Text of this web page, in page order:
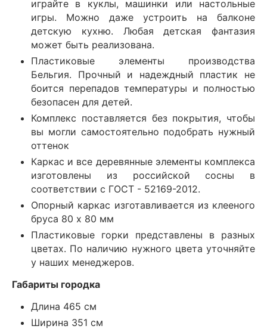
играйте в куклы, машинки или настольные
игры. Можно даже устроить на балконе
детскую кухню. Любая детская фантазия
может быть реализована.
Пластиковые элементы производства
Бельгия. Прочный и надеждный пластик не
боится перепадов температуры и полностью
безопасен для детей.
Комплекс поставляется без покрытия, чтобы
вы могли самостоятельно подобрать нужный
оттенок
Каркас и все деревянные элементы комплекса
изготовлены из российской сосны в
соответствии с ГОСТ - 52169-2012.
Опорный каркас изготавливается из клееного
бруса 80 х 80 мм
Пластиковые горки представлены в разных
цветах. По наличию нужного цвета уточняйте
у наших менеджеров.
Габариты городка
Длина 465 см
Ширина 351 см